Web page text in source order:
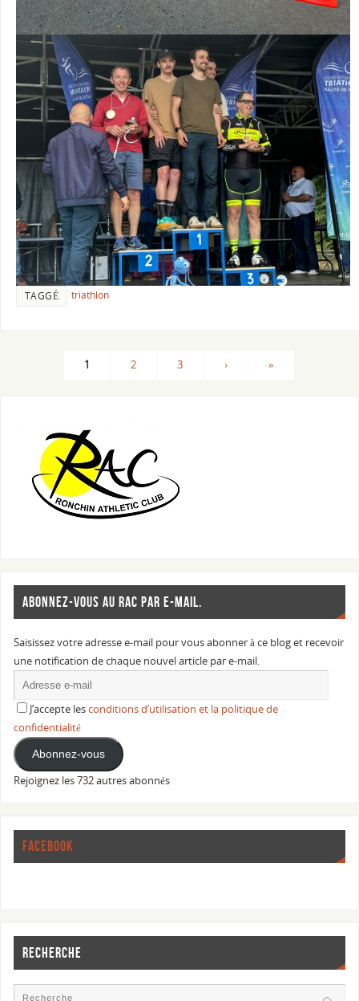
TAGGÉ triathlon
1 2 3 › »
ABONNEZ-VOUS AU RAC PAR E-MAIL.
Saisissez votre adresse e-mail pour vous abonner à ce blog et recevoir
une notification de chaque nouvel article par e-mail.
J’accepte lesconditions d’utilisation et la politique de
confidentialité
Abonnez-vous
Rejoignez les 732 autres abonnés
FACEBOOK
RECHERCHE